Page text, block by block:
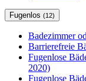
Fugenlos (12)
Badezimmer
Barrierefreie
Fugenlose
2020)
Fugenlose